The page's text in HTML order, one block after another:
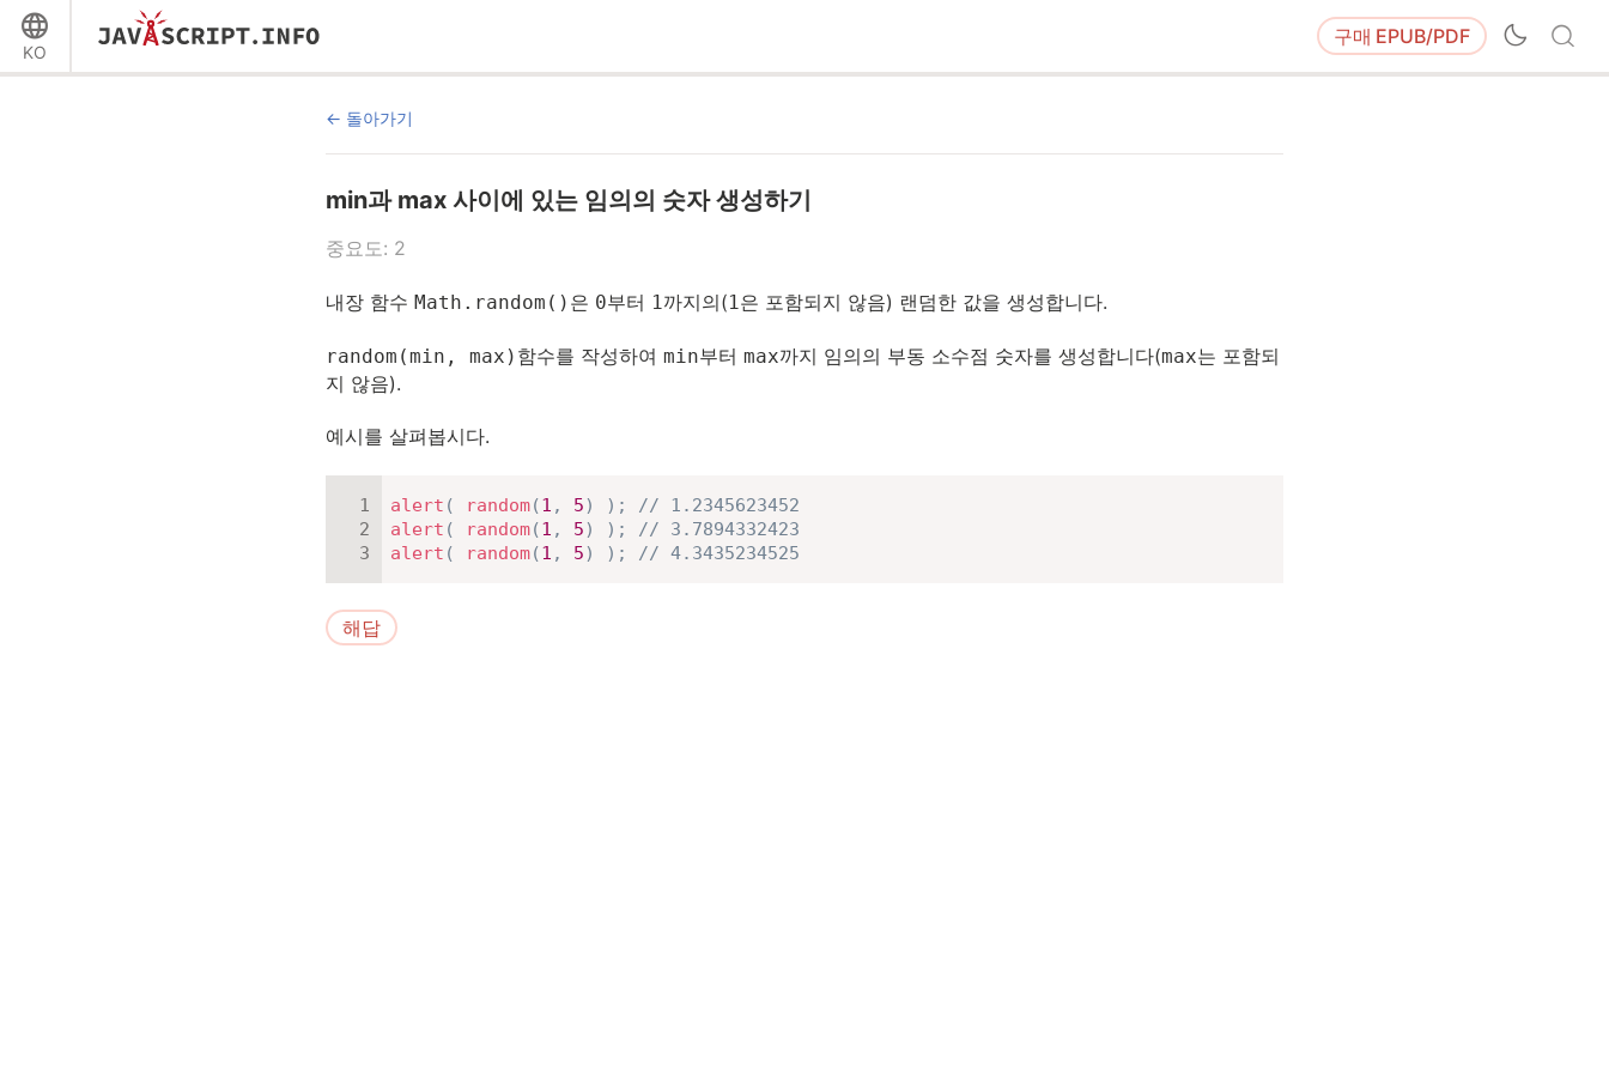
KO
구매 EPUB/PDF
돌아가기
min과 max 사이에 있는 임의의 숫자 생성하기
중요도: 2
내장 함수 Math.random() 은 0부터 1까지의(1은 포함되지 않음) 랜덤한 값을 생성합니다.
random(min, max) 함수를 작성하여 min부터 max까지 임의의 부동 소수점 숫자를 생성합니다(max는 포함되
지 않음).
예시를 살펴봅시다.
alert ( random(1 , 5) ) ;
// 1.2345623452
alert ( random(1 , 5) ) ;
// 3.7894332423
alert ( random(1 , 5) ) ; // 4.3435234525
해답